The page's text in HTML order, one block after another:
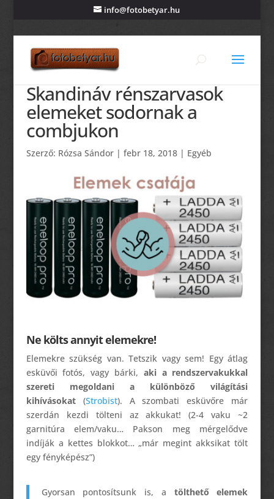
info@fotobetyar.hu
Skandináv rénszarvasok
elemeket sodornak a
combjukon
Szerző: Rózsa Sándor| febr 18, 2018| Egyéb
Ne költs annyit elemekre!
Elemekre szükség van. Tetszik vagy sem! Egy átlag
esküvői fotós, vagy bárki, aki a rendszervakukkal
szereti megoldani a különböző világítási
kihívásokat(Strobist). A szombati esküvőre már
szerdán kezdi tölteni az akkukat! (2-4 vaku ~2
garnitúra elem/vaku… Pakson meg mérgelődve
indíják a kettes blokkot… „már megint akksikat tölt
egy fényképész”)
Gyorsan pontosítsunk is, a tölthető elemek